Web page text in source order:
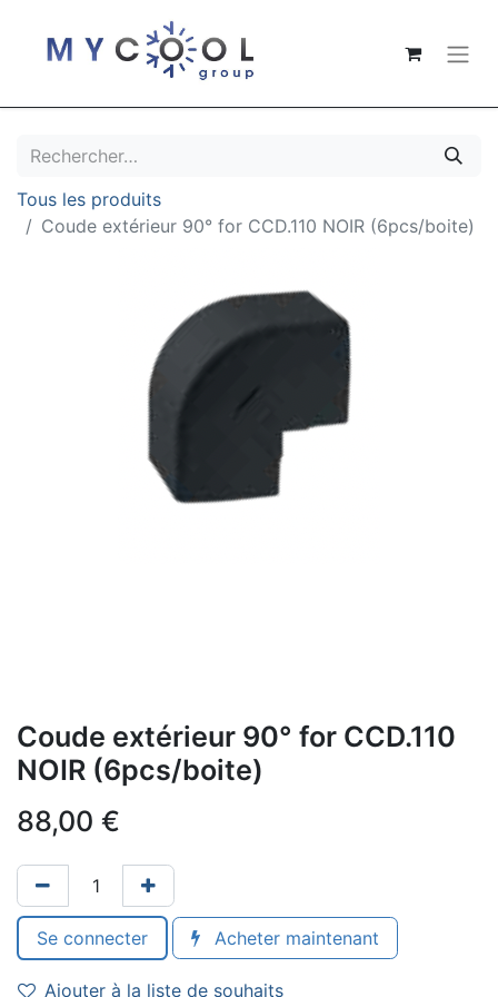
Tous les produits
Coude extérieur 90° for CCD.110 NOIR (6pcs/boite)
Coude extérieur 90° for CCD.110
NOIR (6pcs/boite)
88,00 €
Se connecter Acheter maintenant
Ajouter à la liste de souhaits